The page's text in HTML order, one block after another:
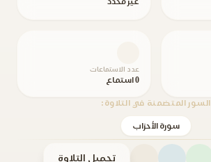
عدد الاستماعات
0 استماع
السور المتضمنة في التلاوة:
سورة الأحزاب
تحميل التلاوة